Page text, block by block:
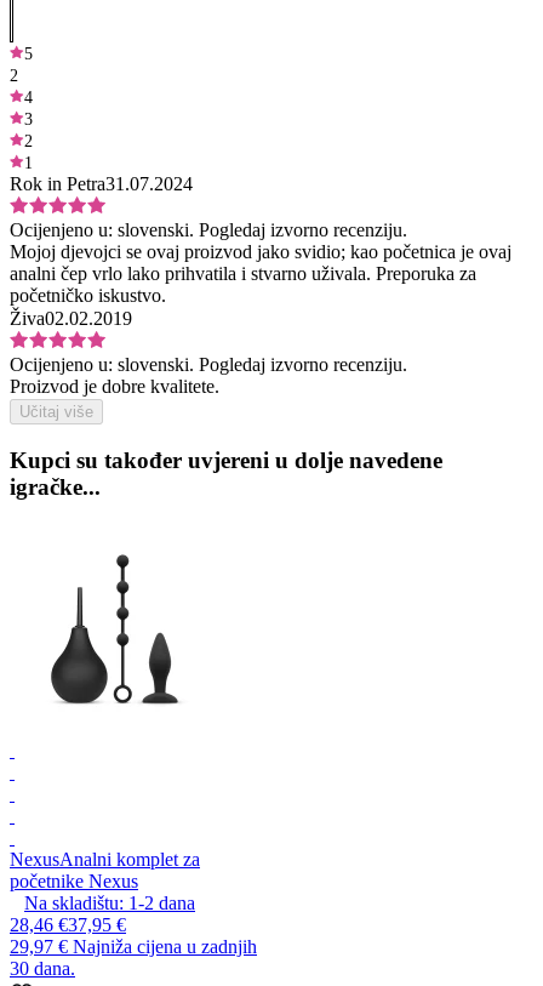
5
2
4
3
2
1
Rok in Petra31.07.2024
Ocijenjeno u: slovenski. Pogledaj izvorno recenziju.
Mojoj djevojci se ovaj proizvod jako svidio; kao početnica je ovaj
analni čep vrlo lako prihvatila i stvarno uživala. Preporuka za
početničko iskustvo.
Živa02.02.2019
Ocijenjeno u: slovenski. Pogledaj izvorno recenziju.
Proizvod je dobre kvalitete.
Učitaj više
Kupci su također uvjereni u dolje navedene
igračke...
NexusAnalni komplet za
početnike Nexus
Na skladištu: 1-2 dana
28,46 €37,95 €
29,97 € Najniža cijena u zadnjih
30 dana.